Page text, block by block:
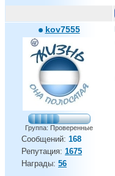
kov7555
Группа: Проверенные
Сообщений: 168
Репутация: 1675
Награды: 56